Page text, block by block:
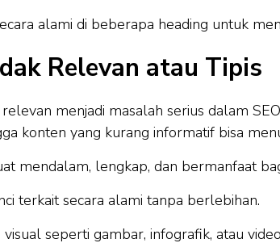
alami di beberapa heading untuk
Relevan atau Tipis
menjadi masalah serius dalam
konten yang kurang informatif bisa
mendalam, lengkap, dan bermanfaat
terkait secara alami tanpa berlebihan.
seperti gambar, infografik, atau